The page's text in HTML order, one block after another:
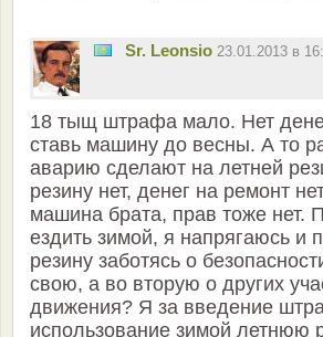
Sr. Leonsio 23.01.2013 в
18 тыщ штрафа мало. Нет
ставь машину до весны. А то
аварию сделают на летней
резину нет, денег на ремонт
машина брата, прав тоже нет.
ездить зимой, я напрягаюсь и
резину заботясь о
свою, а во вторую о других
движения? Я за введение
использование зимой летнюю